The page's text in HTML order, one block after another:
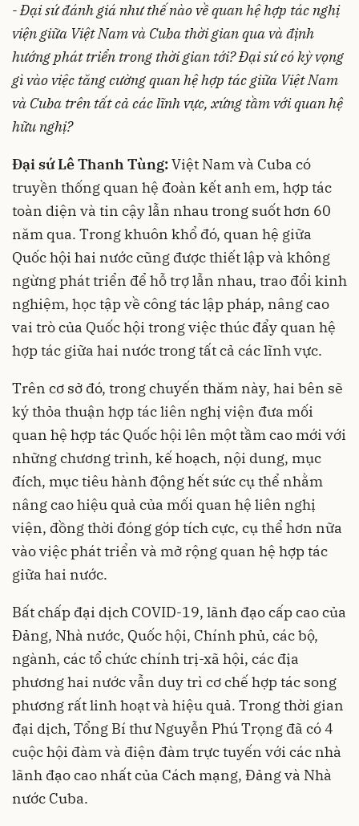
- Đại sứ đánh giá như thế nào về quan hệ hợp tác nghị
viện giữa Việt Nam và Cuba thời gian qua và định
hướng phát triển trong thời gian tới? Đại sứ có kỳ vọng
gì vào việc tăng cường quan hệ hợp tác giữa Việt Nam
và Cuba trên tất cả các lĩnh vực, xứng tầm với quan hệ
hữu nghị?
Đại sứ Lê Thanh Tùng:Việt Nam và Cuba có
truyền thống quan hệ đoàn kết anh em, hợp tác
toàn diện và tin cậy lẫn nhau trong suốt hơn 60
năm qua. Trong khuôn khổ đó, quan hệ giữa
Quốc hội hai nước cũng được thiết lập và không
ngừng phát triển để hỗ trợ lẫn nhau, trao đổi kinh
nghiệm, học tập về công tác lập pháp, nâng cao
vai trò của Quốc hội trong việc thúc đẩy quan hệ
hợp tác giữa hai nước trong tất cả các lĩnh vực.
Trên cơ sở đó, trong chuyến thăm này, hai bên sẽ
ký thỏa thuận hợp tác liên nghị viện đưa mối
quan hệ hợp tác Quốc hội lên một tầm cao mới với
những chương trình, kế hoạch, nội dung, mục
đích, mục tiêu hành động hết sức cụ thể nhằm
nâng cao hiệu quả của mối quan hệ liên nghị
viện, đồng thời đóng góp tích cực, cụ thể hơn nữa
vào việc phát triển và mở rộng quan hệ hợp tác
giữa hai nước.
Bất chấp đại dịch COVID-19, lãnh đạo cấp cao của
Đảng, Nhà nước, Quốc hội, Chính phủ, các bộ,
ngành, các tổ chức chính trị-xã hội, các địa
phương hai nước vẫn duy trì cơ chế hợp tác song
phương rất linh hoạt và hiệu quả. Trong thời gian
đại dịch, Tổng Bí thư Nguyễn Phú Trọng đã có 4
cuộc hội đàm và điện đàm trực tuyến với các nhà
lãnh đạo cao nhất của Cách mạng, Đảng và Nhà
nước Cuba.